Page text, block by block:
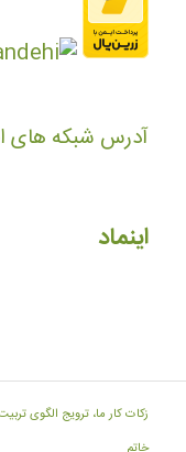
آدرس شبکه های
اینماد
زکات کار ما، ترویج الگوی